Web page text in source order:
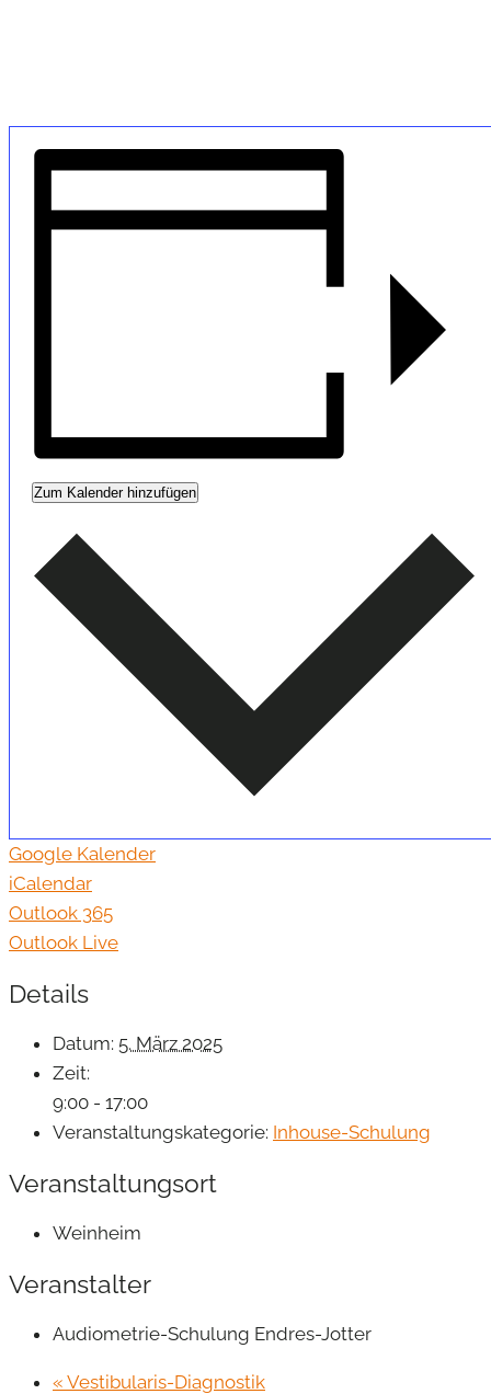
Zum Kalender hinzufügen
Google Kalender
iCalendar
Outlook 365
Outlook Live
Details
Datum: 5. März 2025
Zeit:
9:00 - 17:00
Veranstaltungskategorie: Inhouse-Schulung
Veranstaltungsort
Weinheim
Veranstalter
Audiometrie-Schulung Endres-Jotter
« Vestibularis-Diagnostik